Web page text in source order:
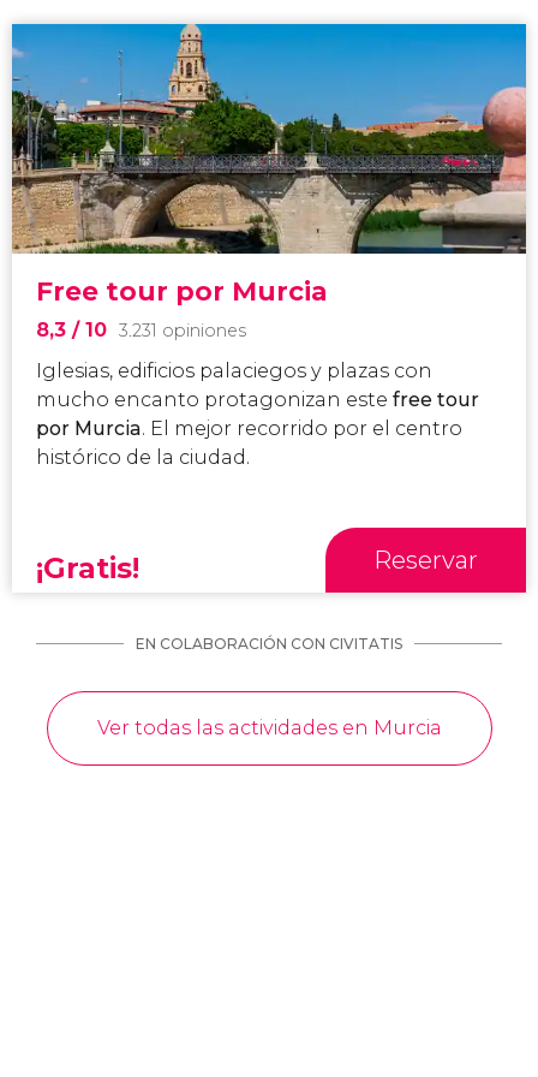
Free tour por Murcia
8,3 / 10 3.231 opiniones
Iglesias, edificios palaciegos y plazas con
mucho encanto protagonizan este free tour
por Murcia. El mejor recorrido por el centro
histórico de la ciudad.
¡Gratis! Reservar
EN COLABORACIÓN CON CIVITATIS
Ver todas las actividades en Murcia